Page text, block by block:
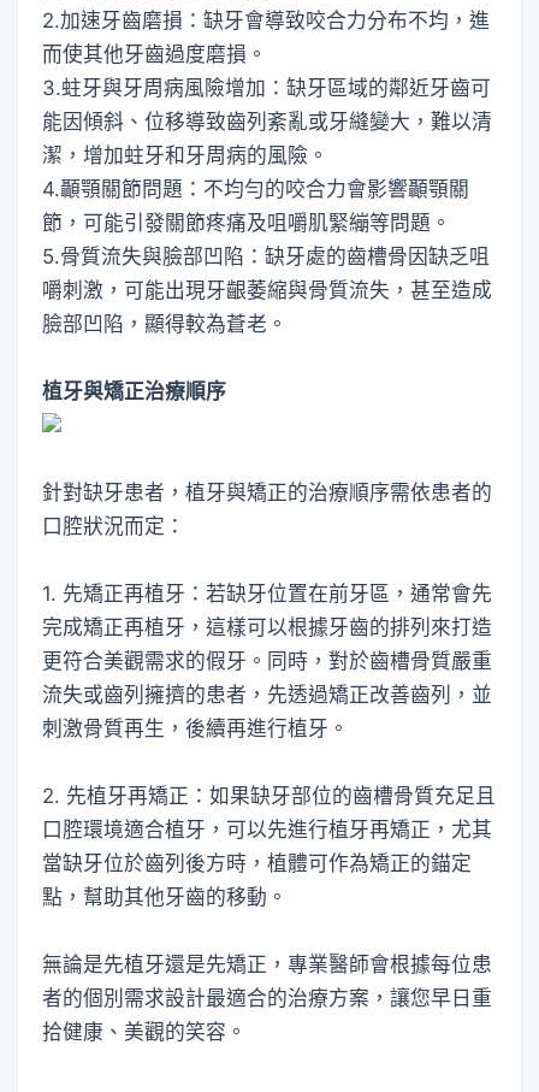
2.加速牙齒磨損：缺牙會導致咬合力分布不均，進
而使其他牙齒過度磨損。
3.蛀牙與牙周病風險增加：缺牙區域的鄰近牙齒可
能因傾斜、位移導致齒列紊亂或牙縫變大，難以清
潔，增加蛀牙和牙周病的風險。
4.顳顎關節問題：不均勻的咬合力會影響顳顎關
節，可能引發關節疼痛及咀嚼肌緊繃等問題。
5.骨質流失與臉部凹陷：缺牙處的齒槽骨因缺乏咀
嚼刺激，可能出現牙齦萎縮與骨質流失，甚至造成
臉部凹陷，顯得較為蒼老。
植牙與矯正治療順序
針對缺牙患者，植牙與矯正的治療順序需依患者的
口腔狀況而定：
1. 先矯正再植牙：若缺牙位置在前牙區，通常會先
完成矯正再植牙，這樣可以根據牙齒的排列來打造
更符合美觀需求的假牙。同時，對於齒槽骨質嚴重
流失或齒列擁擠的患者，先透過矯正改善齒列，並
刺激骨質再生，後續再進行植牙。
2. 先植牙再矯正：如果缺牙部位的齒槽骨質充足且
口腔環境適合植牙，可以先進行植牙再矯正，尤其
當缺牙位於齒列後方時，植體可作為矯正的錨定
點，幫助其他牙齒的移動。
無論是先植牙還是先矯正，專業醫師會根據每位患
者的個別需求設計最適合的治療方案，讓您早日重
拾健康、美觀的笑容。